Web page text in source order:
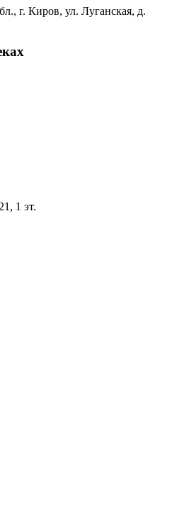
г. Киров, ул. Луганская, д.
1 эт.